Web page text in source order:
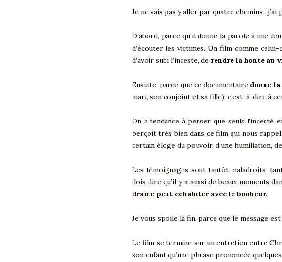
Je ne vais pas y aller par quatre chemins :
D’abord, parce qu’il donne la parole à une
d’écouter les victimes. Un film comme
d’avoir subi l’inceste, de rendre la honte au
Ensuite, parce que ce documentaire donne
mari, son conjoint et sa fille), c’est-à-dire à
On a tendance à penser que seuls l’incesté
perçoit très bien dans ce film qui nous
certain éloge du pouvoir, d’une humiliation, de
Les témoignages sont tantôt maladroits,
dois dire qu’il y a aussi de beaux moments
drame peut cohabiter avec le bonheur.
Je vous spoile la fin, parce que le message
Le film se termine sur un entretien entre
son enfant qu’une phrase prononcée